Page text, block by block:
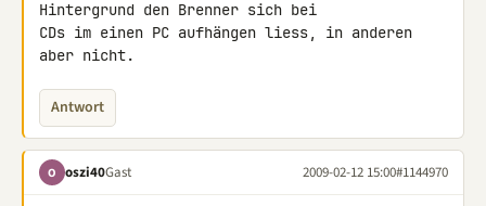
Hintergrund den Brenner sich bei
CDs im einen PC aufhängen liess, in anderen
aber nicht.
Antwort
O oszi40Gast 2009-02-12 15:00#1144970